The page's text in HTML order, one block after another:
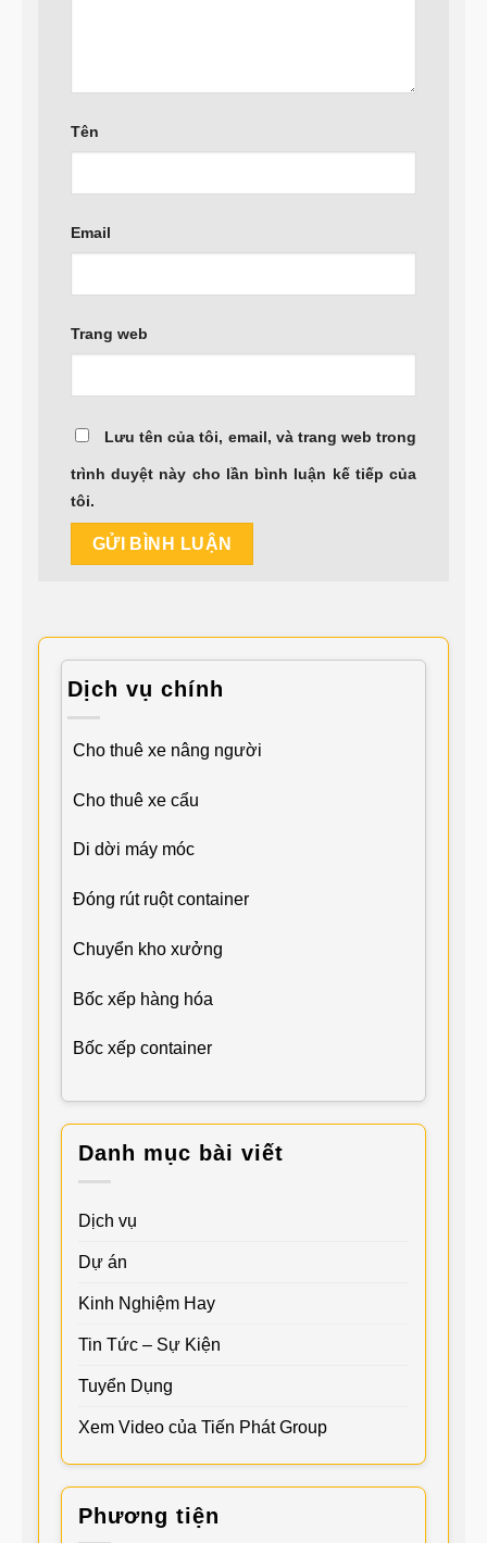
Tên
Email
Trang web
Lưu tên của tôi, email, và trang web trong
trình duyệt này cho lần bình luận kế tiếp của
tôi.
Dịch vụ chính
Cho thuê xe nâng người
Cho thuê xe cẩu
Di dời máy móc
Đóng rút ruột container
Chuyển kho xưởng
Bốc xếp hàng hóa
Bốc xếp container
Danh mục bài viết
Dịch vụ
Dự án
Kinh Nghiệm Hay
Tin Tức – Sự Kiện
Tuyển Dụng
Xem Video của Tiến Phát Group
Phương tiện